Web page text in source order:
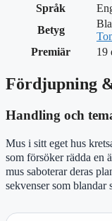
Språk
Betyg
Premiär
19
Fördjupning
Handling och
Mus i sitt eget hus
som försöker rädda en
mus saboterar deras
sekvenser som